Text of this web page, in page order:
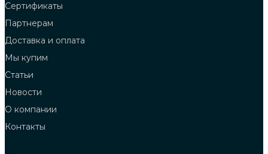
Сертификаты
Партнерам
Доставка и оплата
Мы купим
Статьи
Новости
О компании
Контакты